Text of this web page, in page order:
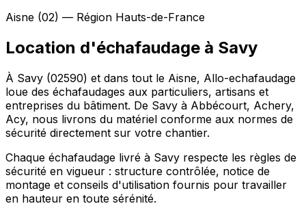
Aisne (02) — Région Hauts-de-France
Location d'échafaudage à Savy
À Savy (02590) et dans tout le Aisne, Allo-echafaudage
loue des échafaudages aux particuliers, artisans et
entreprises du bâtiment. De Savy à Abbécourt, Achery,
Acy, nous livrons du matériel conforme aux normes de
sécurité directement sur votre chantier.
Chaque échafaudage livré à Savy respecte les règles de
sécurité en vigueur : structure contrôlée, notice de
montage et conseils d'utilisation fournis pour travailler
en hauteur en toute sérénité.